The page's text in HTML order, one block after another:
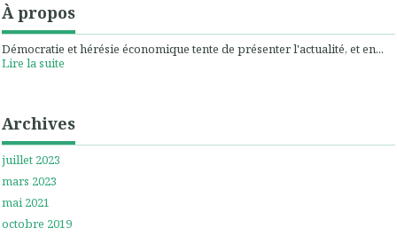
À propos
Démocratie et hérésie économique tente de présenter l'actualité, et en...
Lire la suite
Archives
juillet 2023
mars 2023
mai 2021
octobre 2019